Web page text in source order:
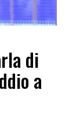
di
a